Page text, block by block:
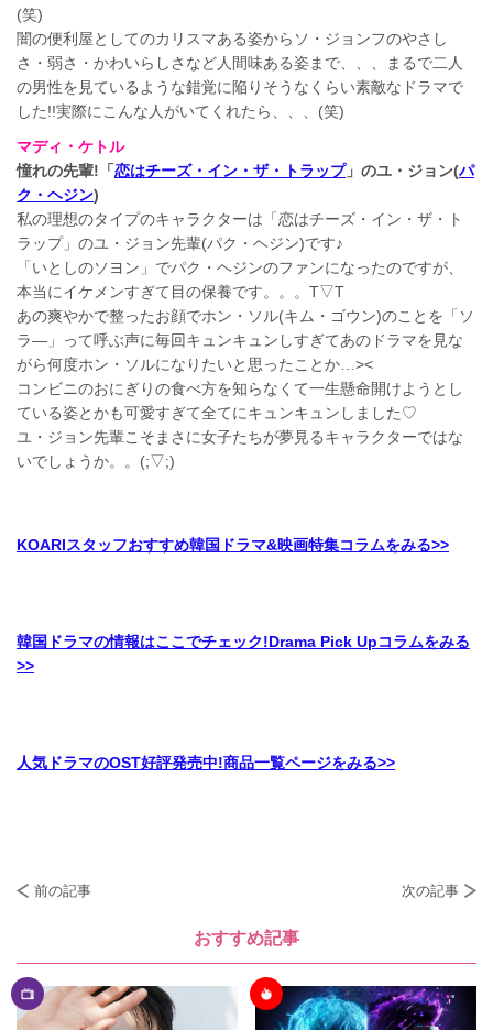
(笑)
闇の便利屋としてのカリスマある姿からソ・ジョンフのやさし
さ・弱さ・かわいらしさなど人間味ある姿まで、、、まるで二人
の男性を見ているような錯覚に陥りそうなくらい素敵なドラマで
した!!実際にこんな人がいてくれたら、、、(笑)
マディ・ケトル
憧れの先輩!「 恋はチーズ・イン・ザ・トラップ」のユ・ジョン(パ
ク・ヘジン)
私の理想のタイプのキャラクターは「恋はチーズ・イン・ザ・ト
ラップ」のユ・ジョン先輩(パク・ヘジン)です♪
「いとしのソヨン」でパク・ヘジンのファンになったのですが、
本当にイケメンすぎて目の保養です。。。T▽T
あの爽やかで整ったお顔でホン・ソル(キム・ゴウン)のことを「ソ
ラ―」って呼ぶ声に毎回キュンキュンしすぎてあのドラマを見な
がら何度ホン・ソルになりたいと思ったことか…><
コンビニのおにぎりの食べ方を知らなくて一生懸命開けようとし
ている姿とかも可愛すぎて全てにキュンキュンしました♡
ユ・ジョン先輩こそまさに女子たちが夢見るキャラクターではな
いでしょうか。。(;▽;)
KOARIスタッフおすすめ韓国ドラマ&映画特集コラムをみる>>
韓国ドラマの情報はここでチェック!Drama Pick Upコラムをみる
>>
人気ドラマのOST好評発売中!商品一覧ページをみる>>
前の記事 次の記事
おすすめ記事